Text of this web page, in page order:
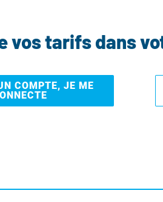
vos tarifs dans
COMPTE, JE ME